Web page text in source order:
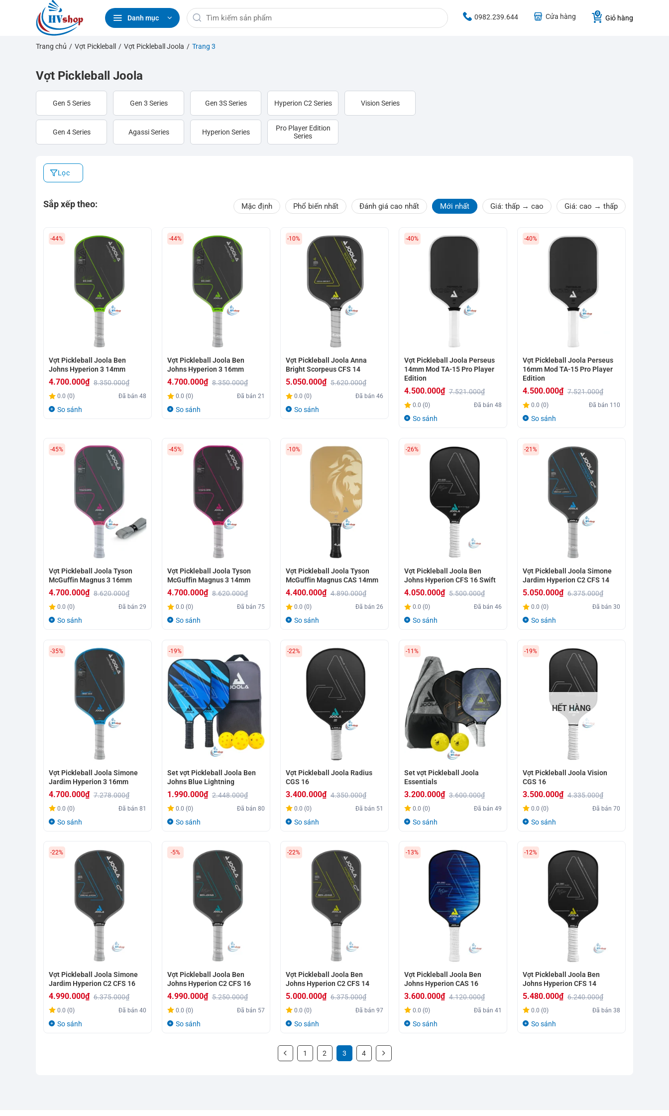
Danh mục
Tìm
kiếm:
0982.239.644 Cửa hàng Giỏ hàng
Trang chủ / Vợt Pickleball / Vợt Pickleball Joola / Trang 3
Vợt Pickleball Joola
Gen 5 Series
Gen 4 Series
Gen 3 Series
Agassi Series
Gen 3S Series
Hyperion Series
Hyperion C2 Series
Pro Player Edition
Series
Vision Series
Lọc
Sắp xếp theo: Mặc định Phổ biến nhất Đánh giá cao nhất Mới nhất Giá: thấp → cao Giá: cao → thấp
-44%
Vợt Pickleball Joola Ben
Johns Hyperion 3 14mm
8.350.000₫
Giá
gốc
4.700.000₫
Giá
hiện
4.700.000₫.
0.0 (0) Đã bán48
So sánh
-44%
Vợt Pickleball Joola Ben
Johns Hyperion 3 16mm
8.350.000₫
Giá
gốc
4.700.000₫
Giá
hiện
4.700.000₫.
0.0 (0) Đã bán21
So sánh
-10%
Vợt Pickleball Joola Anna
Bright Scorpeus CFS 14
5.620.000₫
Giá
gốc
5.050.000₫
Giá
hiện
5.050.000₫.
0.0 (0) Đã bán46
So sánh
-40%
Vợt Pickleball Joola Perseus
14mm Mod TA-15 Pro Player
Edition
7.521.000₫
Giá
gốc
4.500.000₫
Giá
hiện
4.500.000₫.
0.0 (0) Đã bán48
So sánh
-40%
Vợt Pickleball Joola Perseus
16mm Mod TA-15 Pro Player
Edition
7.521.000₫
Giá
gốc
4.500.000₫
Giá
hiện
4.500.000₫.
0.0 (0) Đã bán 110
So sánh
-45%
Vợt Pickleball Joola Tyson
McGuffin Magnus 3 16mm
8.620.000₫
Giá
gốc
4.700.000₫
Giá
hiện
4.700.000₫.
0.0 (0) Đã bán29
So sánh
-45%
Vợt Pickleball Joola Tyson
McGuffin Magnus 3 14mm
8.620.000₫
Giá
gốc
4.700.000₫
Giá
hiện
4.700.000₫.
0.0 (0) Đã bán75
So sánh
-10%
Vợt Pickleball Joola Tyson
McGuffin Magnus CAS 14mm
4.890.000₫
Giá
gốc
4.400.000₫
Giá
hiện
4.400.000₫.
0.0 (0) Đã bán26
So sánh
-26%
Vợt Pickleball Joola Ben
Johns Hyperion CFS 16 Swift
5.500.000₫
Giá
gốc
4.050.000₫
Giá
hiện
4.050.000₫.
0.0 (0) Đã bán46
So sánh
-21%
Vợt Pickleball Joola Simone
Jardim Hyperion C2 CFS 14
6.375.000₫
Giá
gốc
5.050.000₫
Giá
hiện
5.050.000₫.
0.0 (0) Đã bán30
So sánh
-35%
Vợt Pickleball Joola Simone
Jardim Hyperion 3 16mm
7.278.000₫
Giá
gốc
4.700.000₫
Giá
hiện
4.700.000₫.
0.0 (0) Đã bán81
So sánh
-19%
Set vợt Pickleball Joola Ben
Johns Blue Lightning
2.448.000₫
Giá
gốc
1.990.000₫
Giá
hiện
1.990.000₫.
0.0 (0) Đã bán80
So sánh
-22%
Vợt Pickleball Joola Radius
CGS 16
4.350.000₫
Giá
gốc
3.400.000₫
Giá
hiện
3.400.000₫.
0.0 (0) Đã bán 51
So sánh
-11%
Set vợt Pickleball Joola
Essentials
3.600.000₫
Giá
gốc
3.200.000₫
Giá
hiện
3.200.000₫.
0.0 (0) Đã bán49
So sánh
-19%
HẾT HÀNG
Vợt Pickleball Joola Vision
CGS 16
4.335.000₫
Giá
gốc
3.500.000₫
Giá
hiện
3.500.000₫.
0.0 (0) Đã bán70
So sánh
-22%
Vợt Pickleball Joola Simone
Jardim Hyperion C2 CFS 16
6.375.000₫
Giá
gốc
4.990.000₫
Giá
hiện
0.0 (0) Đã bán40
So sánh
-5%
Vợt Pickleball Joola Ben
Johns Hyperion C2 CFS 16
5.250.000₫
Giá
gốc
4.990.000₫
Giá
hiện
0.0 (0) Đã bán 57
So sánh
-22%
Vợt Pickleball Joola Ben
Johns Hyperion C2 CFS 14
6.375.000₫
Giá
gốc
6.375.000₫.
5.000.000₫
Giá
hiện
là:
5.000.000₫.
0.0 (0) Đã bán97
So sánh
-13%
Vợt Pickleball Joola Ben
Johns Hyperion CAS 16
4.120.000₫
Giá
gốc
3.600.000₫
Giá
hiện
0.0 (0) Đã bán41
So sánh
-12%
Vợt Pickleball Joola Ben
Johns Hyperion CFS 14
6.240.000₫
Giá
gốc
5.480.000₫
Giá
hiện
0.0 (0) Đã bán38
So sánh
1 2 3 4